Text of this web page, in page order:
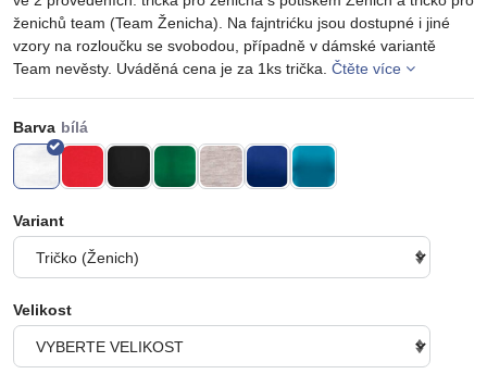
ženichů team (Team Ženicha). Na fajntrićku jsou dostupné i jiné
vzory na rozloučku se svobodou, případně v dámské variantě
Team nevěsty. Uváděná cena je za 1ks trička. Čtěte více
Barva
Variant
Velikost